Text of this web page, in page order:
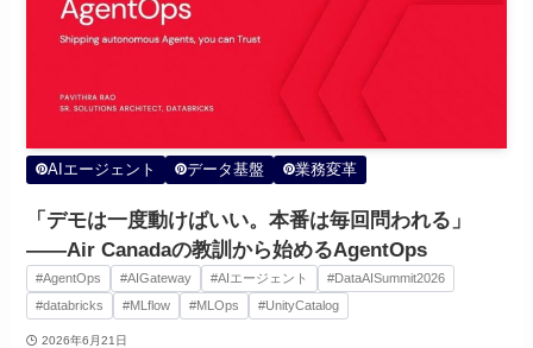
AIエージェント データ基盤 業務変革
「デモは一度動けばいい。本番は毎回問われる」
——Air Canadaの教訓から始めるAgentOps
#AgentOps #AIGateway #AIエージェント
#DataAISummit2026
#databricks
#MLflow #MLOps #UnityCatalog
2026年6月21日